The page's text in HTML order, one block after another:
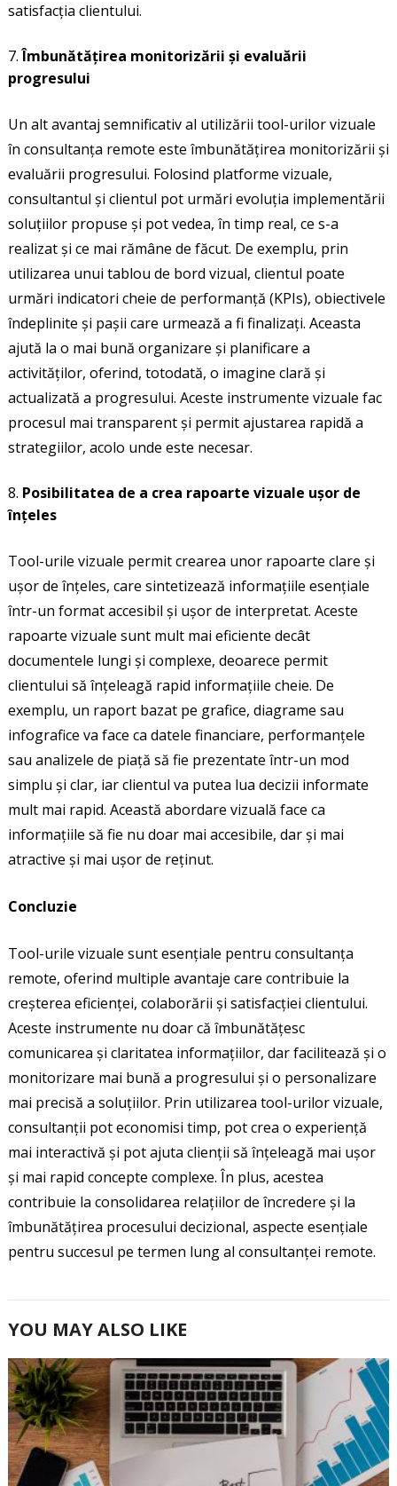
satisfacția clientului.
Îmbunătățirea monitorizării și evaluării
progresului
Un alt avantaj semnificativ al utilizării tool-urilor vizuale
în consultanța remote este îmbunătățirea monitorizării și
evaluării progresului. Folosind platforme vizuale,
consultantul și clientul pot urmări evoluția implementării
soluțiilor propuse și pot vedea, în timp real, ce s-a
realizat și ce mai rămâne de făcut. De exemplu, prin
utilizarea unui tablou de bord vizual, clientul poate
urmări indicatori cheie de performanță (KPIs), obiectivele
îndeplinite și pașii care urmează a fi finalizați. Aceasta
ajută la o mai bună organizare și planificare a
activităților, oferind, totodată, o imagine clară și
actualizată a progresului. Aceste instrumente vizuale fac
procesul mai transparent și permit ajustarea rapidă a
strategiilor, acolo unde este necesar.
Posibilitatea de a crea rapoarte vizuale ușor de
înțeles
Tool-urile vizuale permit crearea unor rapoarte clare și
ușor de înțeles, care sintetizează informațiile esențiale
într-un format accesibil și ușor de interpretat. Aceste
rapoarte vizuale sunt mult mai eficiente decât
documentele lungi și complexe, deoarece permit
clientului să înțeleagă rapid informațiile cheie. De
exemplu, un raport bazat pe grafice, diagrame sau
infografice va face ca datele financiare, performanțele
sau analizele de piață să fie prezentate într-un mod
simplu și clar, iar clientul va putea lua decizii informate
mult mai rapid. Această abordare vizuală face ca
informațiile să fie nu doar mai accesibile, dar și mai
atractive și mai ușor de reținut.
Concluzie
Tool-urile vizuale sunt esențiale pentru consultanța
remote, oferind multiple avantaje care contribuie la
creșterea eficienței, colaborării și satisfacției clientului.
Aceste instrumente nu doar că îmbunătățesc
comunicarea și claritatea informațiilor, dar facilitează și o
monitorizare mai bună a progresului și o personalizare
mai precisă a soluțiilor. Prin utilizarea tool-urilor vizuale,
consultanții pot economisi timp, pot crea o experiență
mai interactivă și pot ajuta clienții să înțeleagă mai ușor
și mai rapid concepte complexe. În plus, acestea
contribuie la consolidarea relațiilor de încredere și la
îmbunătățirea procesului decizional, aspecte esențiale
pentru succesul pe termen lung al consultanței remote.
YOU MAY ALSO LIKE